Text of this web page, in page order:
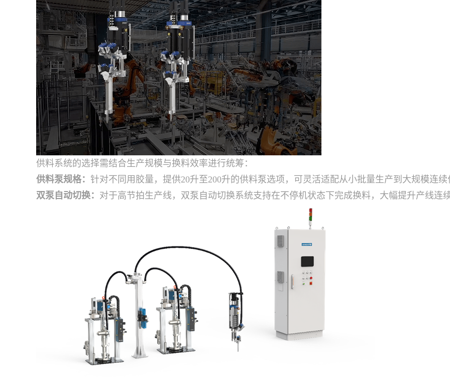
供料系统的选择需结合生产规模与换料效率进行统筹：
供料泵规格： 针对不同用胶量，提供20升至200升的供料泵选项，可灵活适配从小批量生产到大规模连续
双泵自动切换： 对于高节拍生产线，双泵自动切换系统支持在不停机状态下完成换料，大幅提升产线连